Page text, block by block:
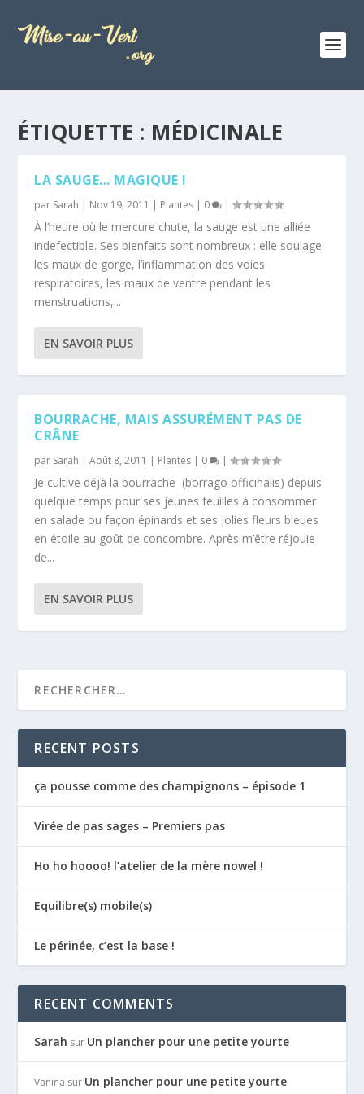
ÉTIQUETTE : MÉDICINALE
LA SAUGE… MAGIQUE !
par Sarah | Nov 19, 2011 | Plantes | 0 |
À l’heure où le mercure chute, la sauge est une alliée
indefectible. Ses bienfaits sont nombreux : elle soulage
les maux de gorge, l’inflammation des voies
respiratoires, les maux de ventre pendant les
menstruations,...
EN SAVOIR PLUS
BOURRACHE, MAIS ASSURÉMENT PAS DE
CRÂNE
par Sarah |Août 8, 2011 | Plantes | 0 |
Je cultive déjà la bourrache (borrago officinalis) depuis
quelque temps pour ses jeunes feuilles à consommer
en salade ou façon épinards et ses jolies fleurs bleues
en étoile au goût de concombre. Après m’être réjouie
de...
EN SAVOIR PLUS
RECENT POSTS
ça pousse comme des champignons – épisode 1
Virée de pas sages – Premiers pas
Ho ho hoooo! l’atelier de la mère nowel !
Equilibre(s) mobile(s)
Le périnée, c’est la base !
RECENT COMMENTS
Sarah sur Un plancher pour une petite yourte
Vanina sur Un plancher pour une petite yourte